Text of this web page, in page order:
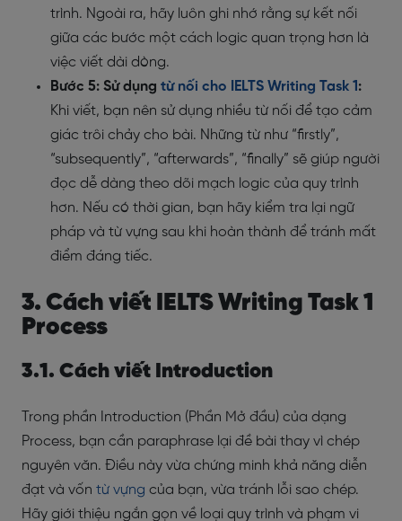
trình. Ngoài ra, hãy luôn ghi nhớ rằng sự kết nối
giữa các bước một cách logic quan trọng hơn là
việc viết dài dòng.
Bước 5: Sử dụng từ nối cho IELTS Writing Task 1 :
Khi viết, bạn nên sử dụng nhiều từ nối để tạo cảm
giác trôi chảy cho bài. Những từ như “firstly”,
“subsequently”, “afterwards”, “finally” sẽ giúp người
đọc dễ dàng theo dõi mạch logic của quy trình
hơn. Nếu có thời gian, bạn hãy kiểm tra lại ngữ
pháp và từ vựng sau khi hoàn thành để tránh mất
điểm đáng tiếc.
3. Cách viết IELTS Writing Task 1
Process
3.1. Cách viết Introduction
Trong phần Introduction (Phần Mở đầu) của dạng
Process, bạn cần paraphrase lại đề bài thay vì chép
nguyên văn. Điều này vừa chứng minh khả năng diễn
đạt và vốn từ vựng của bạn, vừa tránh lỗi sao chép.
Hãy giới thiệu ngắn gọn về loại quy trình và phạm vi